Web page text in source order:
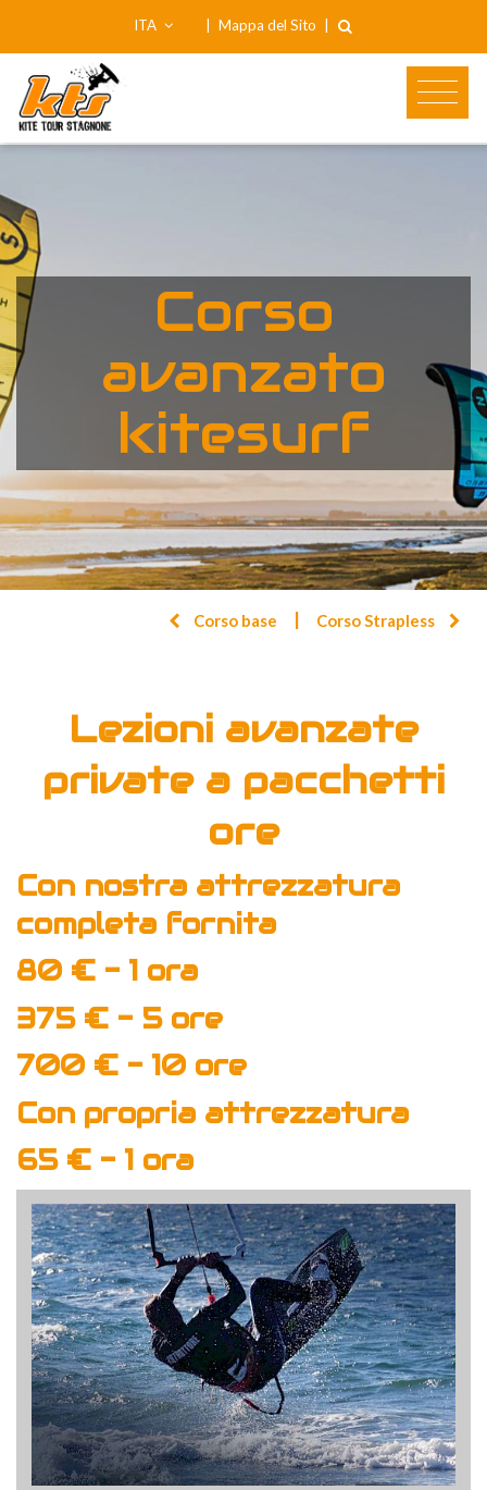
ITA Mappa del Sito
Corso
avanzato
kitesurf
Corso base | Corso Strapless
Lezioni avanzate
private a pacchetti
ore
Con nostra attrezzatura
completa fornita
80 € - 1 ora
375 € - 5 ore
700 € - 10 ore
Con propria attrezzatura
65 € - 1 ora